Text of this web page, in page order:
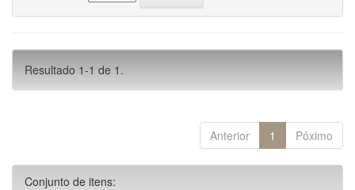
Resultado 1-1 de 1.
Anterior 1 Póximo
Conjunto de itens: